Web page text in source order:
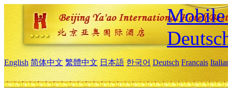
Mobile
English 简体中文 繁體中文 日本語 한국어 Deutsch Français